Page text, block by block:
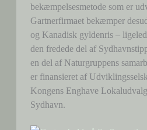
bekæmpelsesmetode som er
Gartnerfirmaet bekæmper
og Kanadisk gyldenris –
den fredede del af
en del af Naturgruppens
er finansieret af
Kongens Enghave
Sydhavn.